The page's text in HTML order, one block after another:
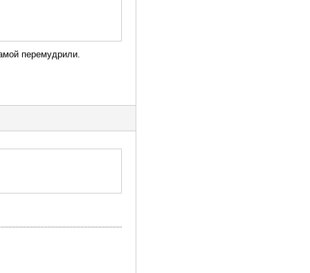
перемудрили.